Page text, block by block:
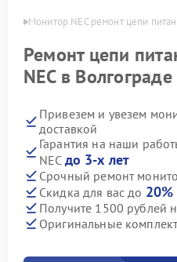
Монитор NEC ремонт цепи
Ремонт цепи
NEC в Волгограде
Привезем и увезем
доставкой
Гарантия на наши
NEC до 3-х лет
Срочный ремонт
Скидка для вас до 20%
Получите 1500 рублей
Оригинальные